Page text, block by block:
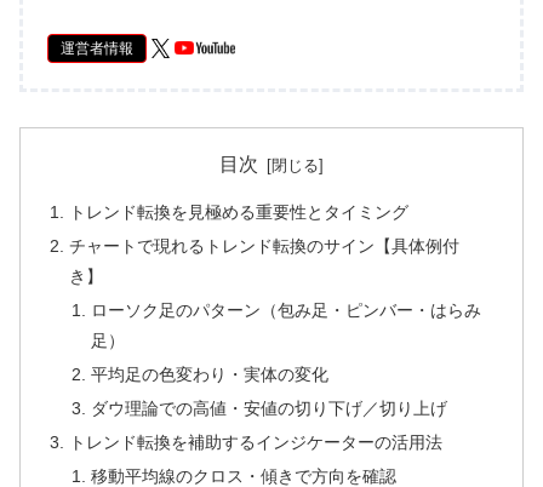
運営者情報
目次
トレンド転換を見極める重要性とタイミング
チャートで現れるトレンド転換のサイン【具体例付
き】
ローソク足のパターン（包み足・ピンバー・はらみ
足）
平均足の色変わり・実体の変化
ダウ理論での高値・安値の切り下げ／切り上げ
トレンド転換を補助するインジケーターの活用法
移動平均線のクロス・傾きで方向を確認